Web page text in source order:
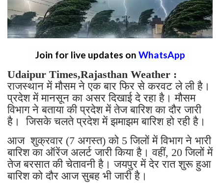
Join for live updates on WhatsApp
Udaipur Times,Rajasthan Weather :
राजस्थान में मौसम ने एक बार फिर से करवट ले ली है।
प्रदेश में मानसून का असर दिखाई दे रहा है। मौसम
विभाग ने बताया की प्रदेश में तेज बारिश का दौर जारी
है। जिसके चलते प्रदेश में झमाझम बारिश हो रही है।
आज शुक्रवार (7 अगस्त) को 5 जिलों में विभाग ने भारी
बारिश का ऑरेंज अलर्ट जारी किया है। वहीं, 20 जिलों में
तेज बरसात की चेतावनी है। जयपुर में देर रात शुरू हुआ
बारिश को दौर आज सुबह भी जारी है।